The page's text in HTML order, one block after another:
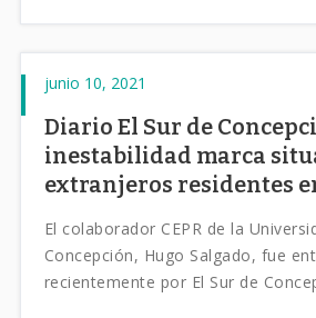
junio 10, 2021
Diario El Sur de
inestabilidad marca
extranjeros residentes
El colaborador CEPR de la
Concepción, Hugo Salgado, fue
recientemente por El Sur de